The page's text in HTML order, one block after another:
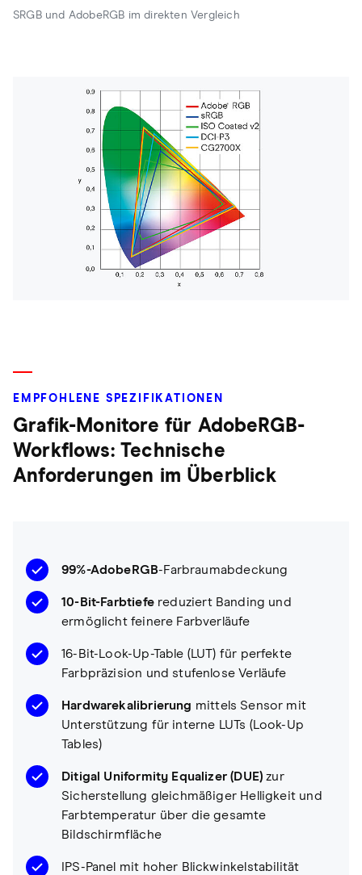
SRGB und AdobeRGB im direkten Vergleich
EMPFOHLENE SPEZIFIKATIONEN
Grafik-Monitore für AdobeRGB-
Workflows: Technische
Anforderungen im Überblick
99%-AdobeRGB-Farbraumabdeckung
10-Bit-Farbtiefereduziert Banding und
ermöglicht feinere Farbverläufe
16-Bit-Look-Up-Table (LUT) für perfekte
Farbpräzision und stufenlose Verläufe
Hardwarekalibrierung mittels Sensor mit
Unterstützung für interne LUTs (Look-Up
Tables)
Ditigal Uniformity Equalizer (DUE) zur
Sicherstellung gleichmäßiger Helligkeit und
Farbtemperatur über die gesamte
Bildschirmfläche
IPS-Panel mit hoher Blickwinkelstabilität